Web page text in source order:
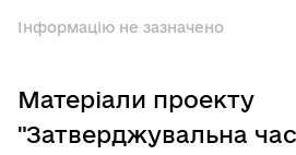
Інформацію не зазначено
Матеріали проекту
"Затверджувальна